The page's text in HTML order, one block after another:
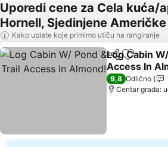
Uporedi cene za Cela kuća/
Hornell, Sjedinjene
Kako uplate koje primimo utiču na rangiranje
Deli Dodati
Log Cabin
Access In
9,8 Odlično
Centar grada: